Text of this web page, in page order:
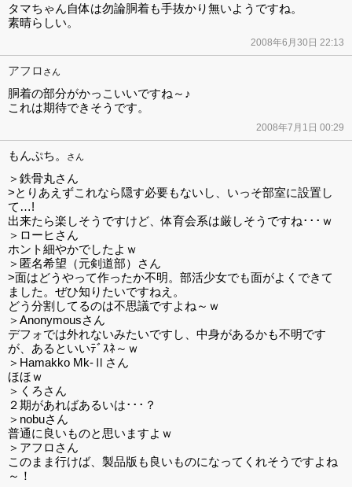
タマちゃん自体は勿論胴着も手抜かり無いようですね。
素晴らしい。
2008年6月30日 22:13
アフロ さん
胴着の部分がかっこいいですね～♪
これは期待できそうです。
2008年7月1日 00:29
もんぷち。 さん
＞鉄骨丸さん
>とりあえずこれなら隠す必要もないし、いっそ部室に設置し
て…!
出来たら楽しそうですけど、体育会系は厳しそうですね･･･ｗ
＞ローヒさん
ホント細やかでしたよｗ
＞匿名希望（元剣道部）さん
>面はどうやって作ったか不明。部活少女でも面がよくできて
ました。ぜひ知りたいですねえ。
どう分割してるのは不思議ですよね～ｗ
＞Anonymousさん
デフォでは外れないみたいですし、中身があるかも不明です
が、あるといいﾃﾞｽﾈ～ｗ
＞Hamakko Mk-Ⅱさん
ほほｗ
＞くろさん
２期があればあるいは･･･？
＞nobuさん
普通に良いものと思いますよｗ
＞アフロさん
このまま行けば、製品版も良いものになってくれそうですよね
～！